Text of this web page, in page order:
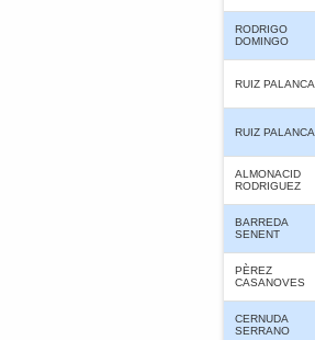
RODRIGO
DOMINGO
RUIZ PALANCA
RUIZ PALANCA
ALMONACID
RODRIGUEZ
BARREDA
SENENT
PÈREZ
CASANOVES
CERNUDA
SERRANO